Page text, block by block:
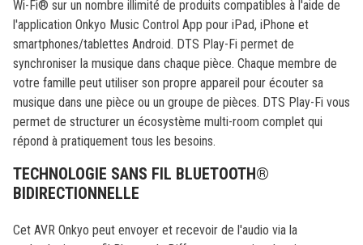
Wi-Fi® sur un nombre illimité de produits compatibles à l'aide de
l'application Onkyo Music Control App pour iPad, iPhone et
smartphones/tablettes Android. DTS Play-Fi permet de
synchroniser la musique dans chaque pièce. Chaque membre de
votre famille peut utiliser son propre appareil pour écouter sa
musique dans une pièce ou un groupe de pièces. DTS Play-Fi vous
permet de structurer un écosystème multi-room complet qui
répond à pratiquement tous les besoins.
TECHNOLOGIE SANS FIL BLUETOOTH®
BIDIRECTIONNELLE
Cet AVR Onkyo peut envoyer et recevoir de l'audio via la